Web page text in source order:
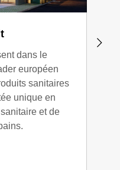
dans le
européen
sanitaires
unique en
et de